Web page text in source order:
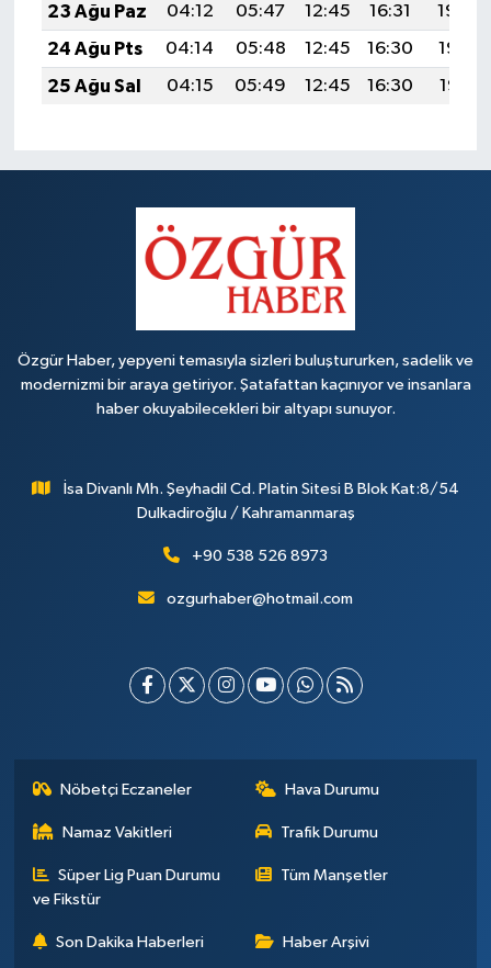
23 Ağu Paz
04:12 05:47 12:45 16:31
19:34
24 Ağu Pts
04:14 05:48 12:45 16:30
19:32
25 Ağu Sal
04:15 05:49 12:45 16:30 19:31
Özgür Haber, yepyeni temasıyla sizleri buluştururken, sadelik ve
modernizmi bir araya getiriyor. Şatafattan kaçınıyor ve insanlara
haber okuyabilecekleri bir altyapı sunuyor.
İsa Divanlı Mh. Şeyhadil Cd. Platin Sitesi B Blok Kat:8/54
Dulkadiroğlu / Kahramanmaraş
+90 538 526 8973
ozgurhaber@hotmail.com
Nöbetçi Eczaneler Hava Durumu
Namaz Vakitleri Trafik Durumu
Süper Lig Puan Durumu
ve Fikstür
Tüm Manşetler
Son Dakika Haberleri Haber Arşivi